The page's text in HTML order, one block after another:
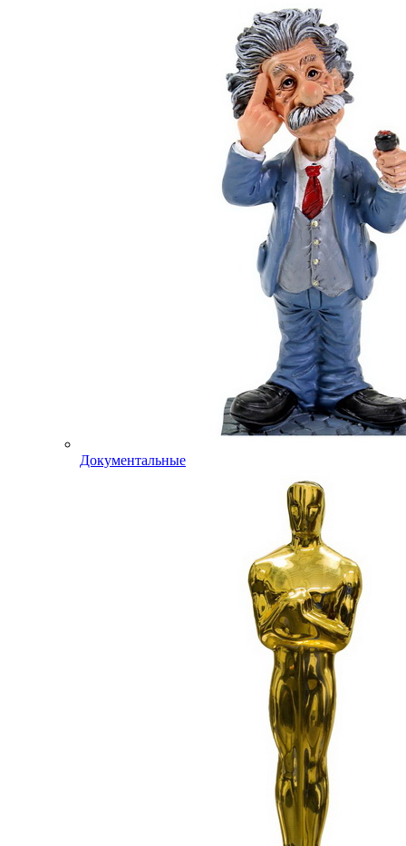
Документальные